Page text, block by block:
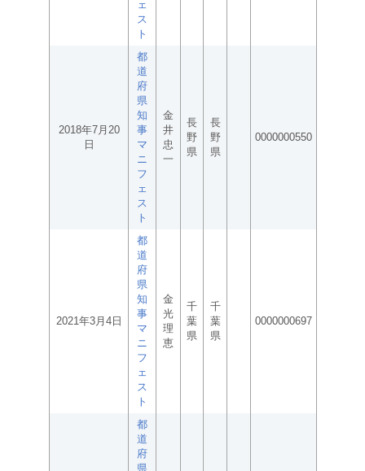
ェ
ス
ト
2018年7月20
日
都
道
府
県
知
事
マ
ニ
フ
ェ
ス
ト
金
井
忠
一
長
野
県
長
野
県
0000000550
2021年3月4日
都
道
府
県
知
事
マ
ニ
フ
ェ
ス
ト
金
光
理
恵
千
葉
県
千
葉
県
0000000697
都
道
府
県